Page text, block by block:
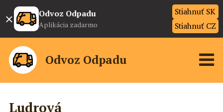
× Odvoz Odpadu
Aplikácia zadarmo
Stiahnuť SK
Stiahnuť CZ
Odvoz Odpadu
Ludrová